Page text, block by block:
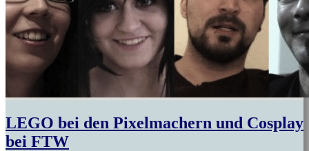
LEGO bei den Pixelmachern und Cosplay
bei FTW